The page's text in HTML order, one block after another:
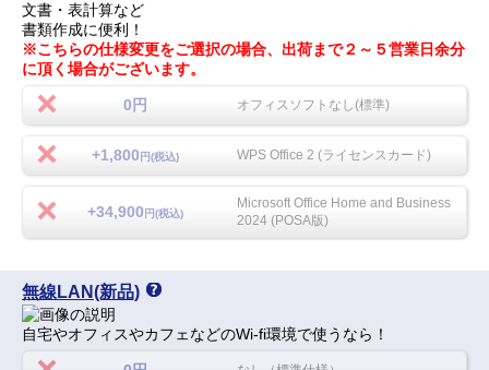
文書・表計算など
書類作成に便利！
※こちらの仕様変更をご選択の場合、出荷まで２～５営業日余分
に頂く場合がございます。
0円 オフィスソフトなし(標準)
+1,800 円(税込) WPS Office 2 (ライセンスカード)
+34,900 円(税込)
Microsoft Office Home and Business
2024 (POSA版)
無線LAN(新品)
自宅やオフィスやカフェなどのWi-fi環境で使うなら！